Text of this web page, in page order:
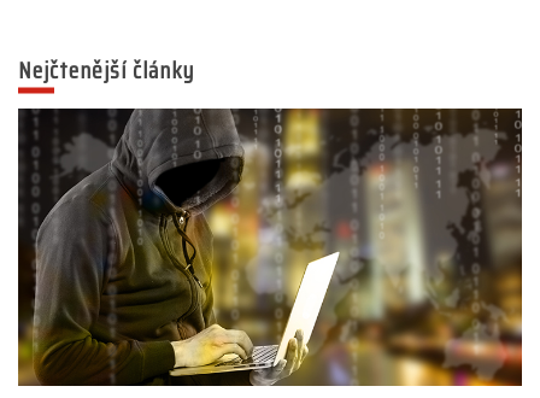
Nejčtenější články